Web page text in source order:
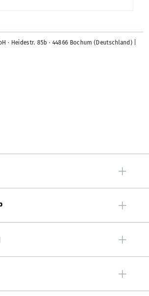
· Heidestr. 85b · 44866 Bochum (Deutschland) |